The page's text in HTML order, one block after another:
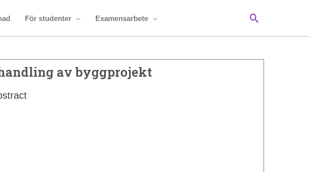
För studenter Examensarbete Sök
av byggprojekt